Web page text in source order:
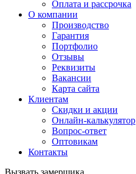
Оплата и рассрочка
О компании
Производство
Гарантия
Портфолио
Отзывы
Реквизиты
Вакансии
Карта сайта
Клиентам
Скидки и акции
Онлайн-калькулятор
Вопрос-ответ
Оптовикам
Контакты
Вызвать замерщика